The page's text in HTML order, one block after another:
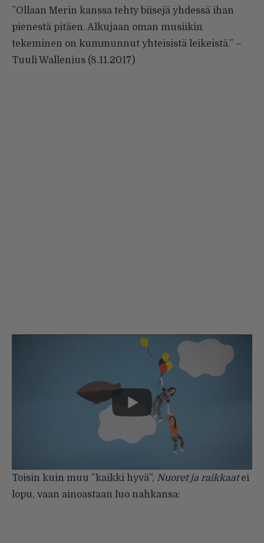
”Ollaan Merin kanssa tehty biisejä yhdessä ihan
pienestä pitäen. Alkujaan oman musiikin
tekeminen on kummunnut yhteisistä leikeistä.” –
Tuuli Wallenius (8.11.2017)
Toisin kuin muu ”kaikki hyvä”, Nuoret ja raikkaatei
lopu, vaan ainoastaan luo nahkansa: